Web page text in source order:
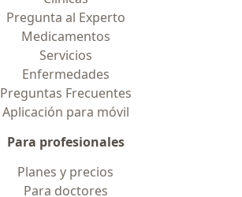
Pregunta al Experto
Medicamentos
Servicios
Enfermedades
Preguntas Frecuentes
Aplicación para móvil
Para profesionales
Planes y precios
Para doctores